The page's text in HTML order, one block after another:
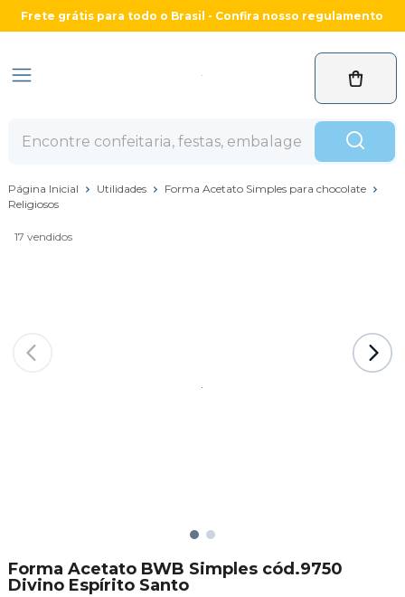
Frete grátis para todo o Brasil - Confira nosso regulamento
Página Inicial Utilidades
Forma Acetato Simples para chocolate
Religiosos
17 vendidos
Forma Acetato BWB Simples cód.9750
Divino Espírito Santo